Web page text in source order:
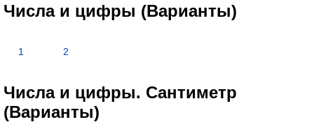
Числа и цифры (Варианты)
1 2
Числа и цифры. Сантиметр
(Варианты)